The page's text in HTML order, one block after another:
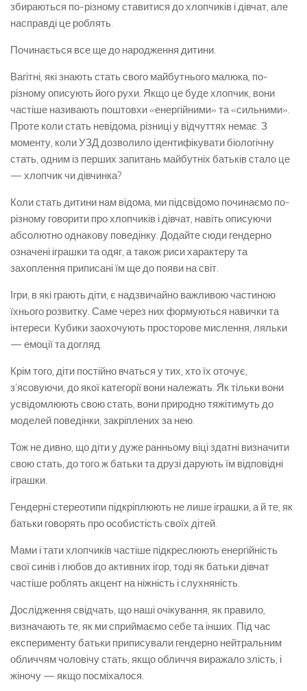
збираються по-різному ставитися до хлопчиків і дівчат, але
насправді це роблять.
Починається все ще до народження дитини.
Вагітні, які знають стать свого майбутнього малюка, по-
різному описують його рухи. Якщо це буде хлопчик, вони
частіше називають поштовхи «енергійними» та «сильними».
Проте коли стать невідома, різниці у відчуттях немає. З
моменту, коли УЗД дозволило ідентифікувати біологічну
стать, одним із перших запитань майбутніх батьків стало це
— хлопчик чи дівчинка?
Коли стать дитини нам відома, ми підсвідомо починаємо по-
різному говорити про хлопчиків і дівчат, навіть описуючи
абсолютно однакову поведінку. Додайте сюди гендерно
означені іграшки та одяг, а також риси характеру та
захоплення приписані їм ще до появи на світ.
Ігри, в які грають діти, є надзвичайно важливою частиною
їхнього розвитку. Саме через них формуються навички та
інтереси. Кубики заохочують просторове мислення, ляльки
— емоції та догляд.
Крім того, діти постійно вчаться у тих, хто їх оточує,
з’ясовуючи, до якої категорії вони належать. Як тільки вони
усвідомлюють свою стать, вони природно тяжітимуть до
моделей поведінки, закріплених за нею.
Тож не дивно, що діти у дуже ранньому віці здатні визначити
свою стать, до того ж батьки та друзі дарують їм відповідні
іграшки.
Гендерні стереотипи підкріплюють не лише іграшки, а й те, як
батьки говорять про особистість своїх дітей.
Мами і тати хлопчиків частіше підкреслюють енергійність
свої синів і любов до активних ігор, тоді як батьки дівчат
частіше роблять акцент на ніжність і слухняність.
Дослідження свідчать, що наші очікування, як правило,
визначають те, як ми сприймаємо себе та інших. Під час
експерименту батьки приписували гендерно нейтральним
обличчям чоловічу стать, якщо обличчя виражало злість, і
жіночу — якщо посміхалося.